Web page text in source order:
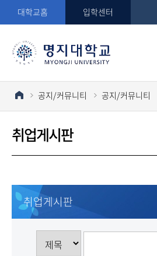
대학교홈 입학센터
공지/커뮤니티 공지/커뮤니티
취업게시판
취업게시판